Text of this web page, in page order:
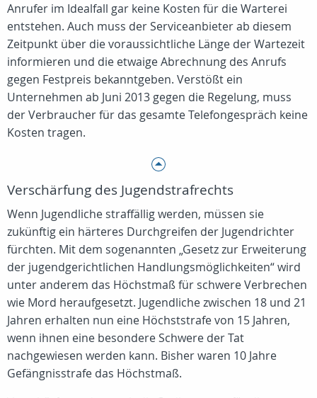
Anrufer im Idealfall gar keine Kosten für die Warterei
entstehen. Auch muss der Serviceanbieter ab diesem
Zeitpunkt über die voraussichtliche Länge der Wartezeit
informieren und die etwaige Abrechnung des Anrufs
gegen Festpreis bekanntgeben. Verstößt ein
Unternehmen ab Juni 2013 gegen die Regelung, muss
der Verbraucher für das gesamte Telefongespräch keine
Kosten tragen.
Verschärfung des Jugendstrafrechts
Wenn Jugendliche straffällig werden, müssen sie
zukünftig ein härteres Durchgreifen der Jugendrichter
fürchten. Mit dem sogenannten „Gesetz zur Erweiterung
der jugendgerichtlichen Handlungsmöglichkeiten“ wird
unter anderem das Höchstmaß für schwere Verbrechen
wie Mord heraufgesetzt. Jugendliche zwischen 18 und 21
Jahren erhalten nun eine Höchststrafe von 15 Jahren,
wenn ihnen eine besondere Schwere der Tat
nachgewiesen werden kann. Bisher waren 10 Jahre
Gefängnisstrafe das Höchstmaß.